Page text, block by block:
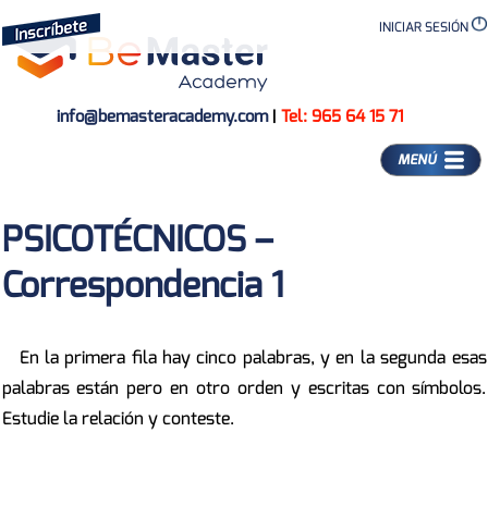
INICIAR SESIÓN
info@bemasteracademy.com| Tel: 965 64 15 71
MENÚ
PSICOTÉCNICOS –
Correspondencia 1
En la primera fila hay cinco palabras, y en la segunda esas
palabras están pero en otro orden y escritas con símbolos.
Estudie la relación y conteste.